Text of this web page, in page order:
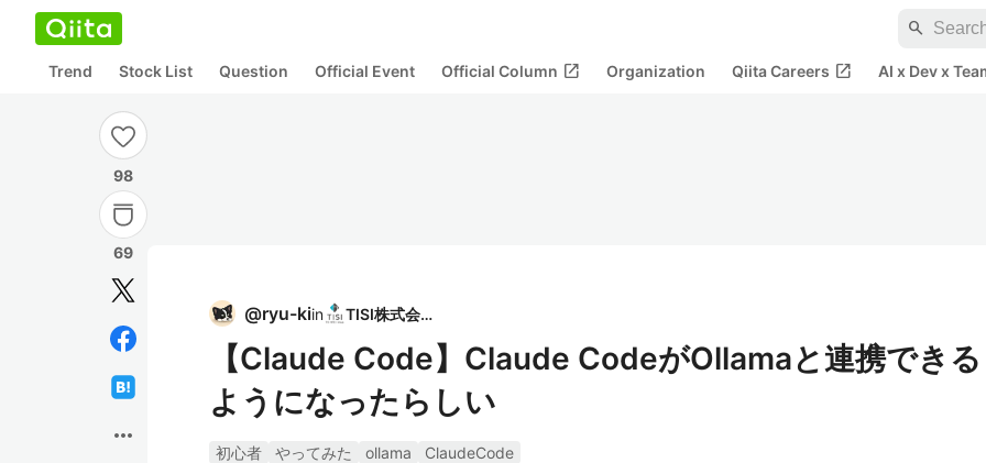
search
Trend Stock List Question Official Event Official Column open_in_new Organization Qiita Careers open_in_new AI x Dev x
98
69
more_horiz
@ryu-kiin TISI株式会社
【Claude Code】Claude CodeがOllamaと連携できる
ようになったらしい
初心者 やってみた ollama
ClaudeCode